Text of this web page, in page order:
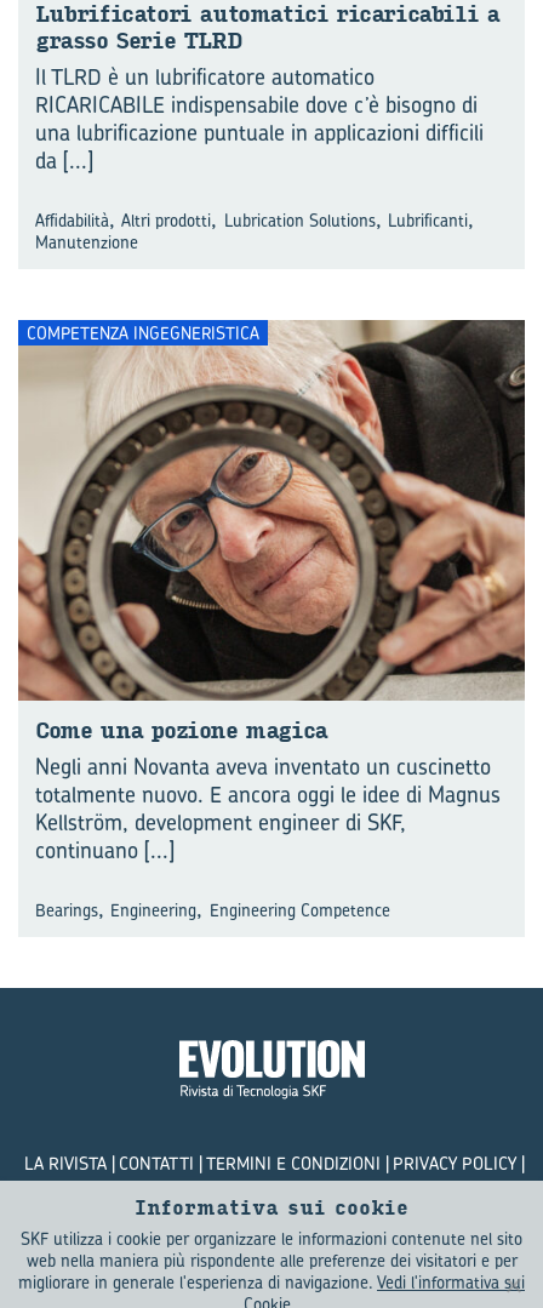
Lu­bri­fi­ca­to­ri au­to­ma­ti­ci ri­ca­ri­ca­bi­li a
gras­so Serie TLRD
Il TLRD è un lubrificatore automatico
RICARICABILE indispensabile dove c’è bisogno di
una lubrificazione puntuale in applicazioni difficili
da [...]
Affidabilità, Altri prodotti, Lubrication Solutions, Lubrificanti,
Manutenzione
COMPETENZA INGEGNERISTICA
Come una po­zio­ne ma­gi­ca
Negli anni Novanta aveva inventato un cuscinetto
totalmente nuovo. E ancora oggi le idee di Magnus
Kellström, development engineer di SKF,
continuano [...]
Bearings, Engineering, Engineering Competence
LA RIVISTA CONTATTI TERMINI E CONDIZIONI
PRIVACY POLICY
© SKF Evolution 2026
Informativa sui cookie
SKF utilizza i cookie per organizzare le informazioni contenute nel sito
web nella maniera più rispondente alle preferenze dei visitatori e per
migliorare in generale l'esperienza di navigazione. Vedi l'informativa sui
Cookie.